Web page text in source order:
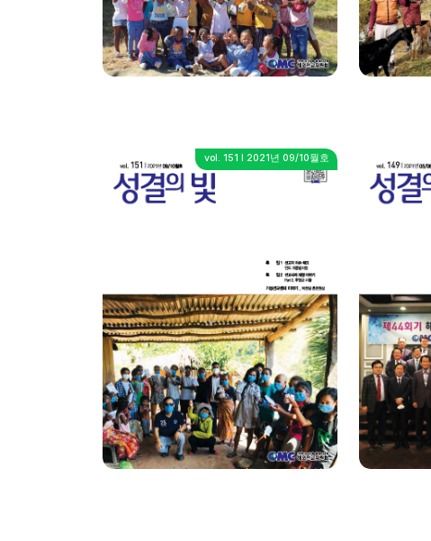
vol. 151 I 2021년 09/10월호